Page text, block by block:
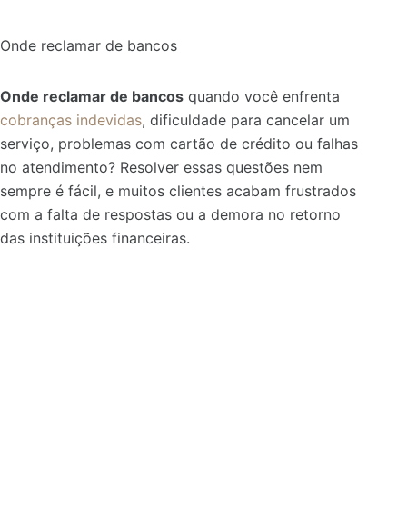
Onde reclamar de bancos
Onde reclamar de bancos quando você enfrenta
cobranças indevidas, dificuldade para cancelar um
serviço, problemas com cartão de crédito ou falhas
no atendimento? Resolver essas questões nem
sempre é fácil, e muitos clientes acabam frustrados
com a falta de respostas ou a demora no retorno
das instituições financeiras.